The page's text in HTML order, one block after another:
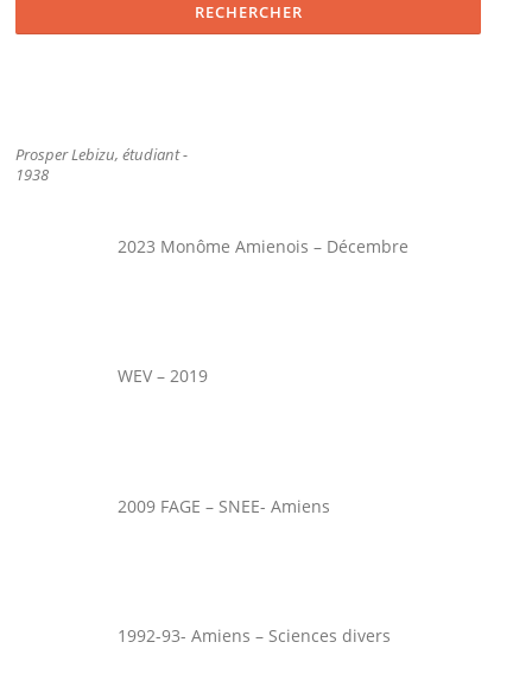
Prosper Lebizu, étudiant -
1938
2023 Monôme Amienois – Décembre
WEV – 2019
2009 FAGE – SNEE- Amiens
1992-93- Amiens – Sciences divers